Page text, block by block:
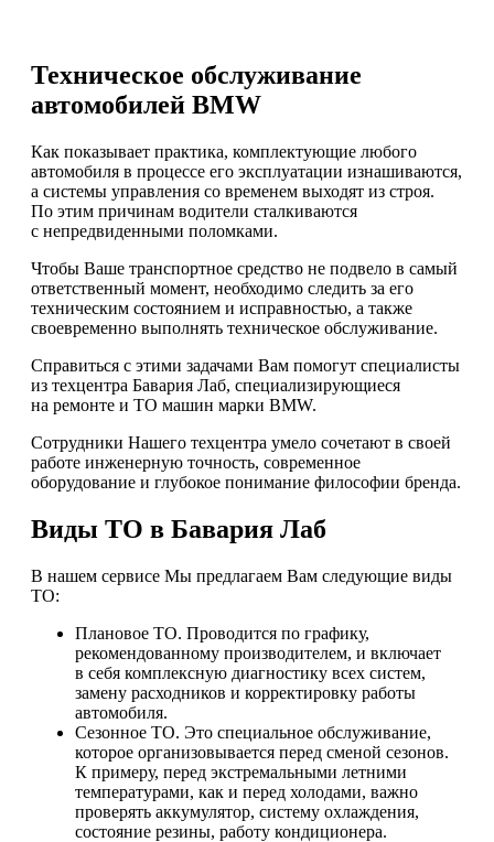
Техническое обслуживание
автомобилей BMW
Как показывает практика, комплектующие любого
автомобиля в процессе его эксплуатации изнашиваются,
а системы управления со временем выходят из строя.
По этим причинам водители сталкиваются
с непредвиденными поломками.
Чтобы Ваше транспортное средство не подвело в самый
ответственный момент, необходимо следить за его
техническим состоянием и исправностью, а также
своевременно выполнять техническое обслуживание.
Справиться с этими задачами Вам помогут специалисты
из техцентра Бавария Лаб, специализирующиеся
на ремонте и ТО машин марки BMW.
Сотрудники Нашего техцентра умело сочетают в своей
работе инженерную точность, современное
оборудование и глубокое понимание философии бренда.
Виды ТО в Бавария Лаб
В нашем сервисе Мы предлагаем Вам следующие виды
ТО:
Плановое ТО. Проводится по графику,
рекомендованному производителем, и включает
в себя комплексную диагностику всех систем,
замену расходников и корректировку работы
автомобиля.
Сезонное ТО. Это специальное обслуживание,
которое организовывается перед сменой сезонов.
К примеру, перед экстремальными летними
температурами, как и перед холодами, важно
проверять аккумулятор, систему охлаждения,
состояние резины, работу кондиционера.